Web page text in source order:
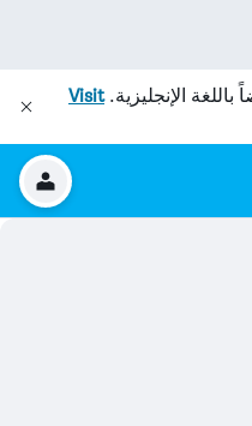
باللغة الإنجليزية.Visit